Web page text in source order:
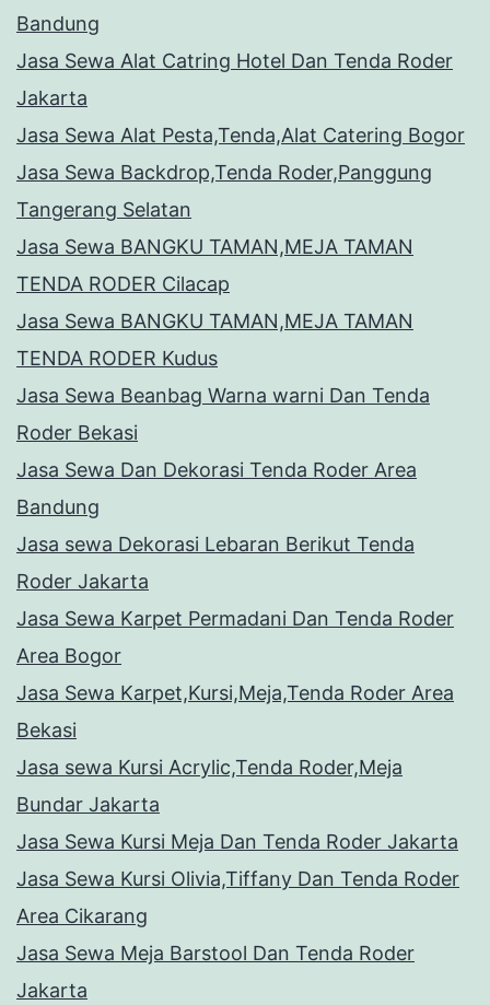
Bandung
Jasa Sewa Alat Catring Hotel Dan Tenda Roder
Jakarta
Jasa Sewa Alat Pesta,Tenda,Alat Catering Bogor
Jasa Sewa Backdrop,Tenda Roder,Panggung
Tangerang Selatan
Jasa Sewa BANGKU TAMAN,MEJA TAMAN
TENDA RODER Cilacap
Jasa Sewa BANGKU TAMAN,MEJA TAMAN
TENDA RODER Kudus
Jasa Sewa Beanbag Warna warni Dan Tenda
Roder Bekasi
Jasa Sewa Dan Dekorasi Tenda Roder Area
Bandung
Jasa sewa Dekorasi Lebaran Berikut Tenda
Roder Jakarta
Jasa Sewa Karpet Permadani Dan Tenda Roder
Area Bogor
Jasa Sewa Karpet,Kursi,Meja,Tenda Roder Area
Bekasi
Jasa sewa Kursi Acrylic,Tenda Roder,Meja
Bundar Jakarta
Jasa Sewa Kursi Meja Dan Tenda Roder Jakarta
Jasa Sewa Kursi Olivia,Tiffany Dan Tenda Roder
Area Cikarang
Jasa Sewa Meja Barstool Dan Tenda Roder
Jakarta